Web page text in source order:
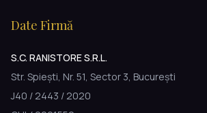
Date Firmă
S.C. RANISTORE S.R.L.
Str. Spiești, Nr. 51, Sector 3, București
J40 / 2443 / 2020